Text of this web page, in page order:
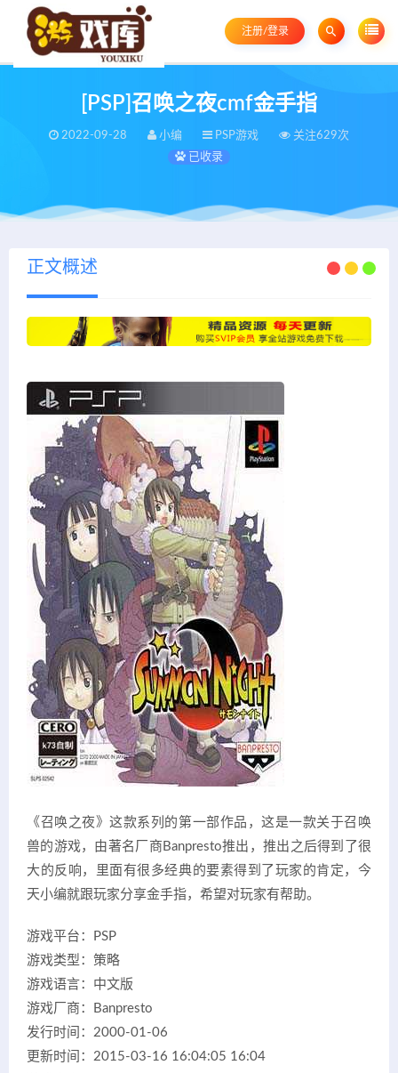
注册/登录
[PSP]召唤之夜cmf金手指
2022-09-28 小编 PSP游戏
关注629次
已收录
正文概述
《召唤之夜》这款系列的第一部作品，这是一款关于召唤
兽的游戏，由著名厂商Banpresto推出，推出之后得到了很
大的反响，里面有很多经典的要素得到了玩家的肯定，今
天小编就跟玩家分享金手指，希望对玩家有帮助。
游戏平台：PSP
游戏类型：策略
游戏语言：中文版
游戏厂商：Banpresto
发行时间：2000-01-06
更新时间：2015-03-16 16:04:05 16:04